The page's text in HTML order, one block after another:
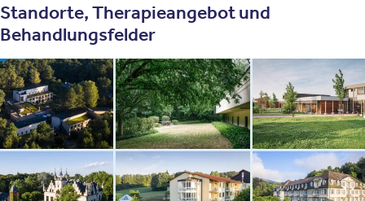
Standorte, Therapieangebot und
Behandlungsfelder